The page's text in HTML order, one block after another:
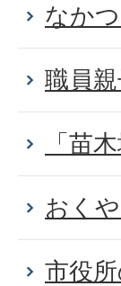
なか
職員
「苗
おく
市役